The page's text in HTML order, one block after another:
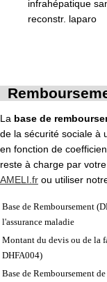
infrahépatique
reconstr. laparo
La base de
de la sécurité sociale à
en fonction de
reste à charge par
AMELI.fr ou utiliser
Base de Remboursement
l'assurance maladie
Montant du devis ou de la
DHFA004)
Base de Remboursement